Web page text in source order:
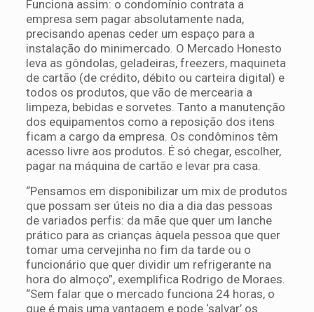
Funciona assim: o condomínio contrata a
empresa sem pagar absolutamente nada,
precisando apenas ceder um espaço para a
instalação do minimercado. O Mercado Honesto
leva as gôndolas, geladeiras, freezers, maquineta
de cartão (de crédito, débito ou carteira digital) e
todos os produtos, que vão de mercearia a
limpeza, bebidas e sorvetes. Tanto a manutenção
dos equipamentos como a reposição dos itens
ficam a cargo da empresa. Os condôminos têm
acesso livre aos produtos. É só chegar, escolher,
pagar na máquina de cartão e levar pra casa.
“Pensamos em disponibilizar um mix de produtos
que possam ser úteis no dia a dia das pessoas
de variados perfis: da mãe que quer um lanche
prático para as crianças àquela pessoa que quer
tomar uma cervejinha no fim da tarde ou o
funcionário que quer dividir um refrigerante na
hora do almoço”, exemplifica Rodrigo de Moraes.
“Sem falar que o mercado funciona 24 horas, o
que é mais uma vantagem e pode ‘salvar’ os